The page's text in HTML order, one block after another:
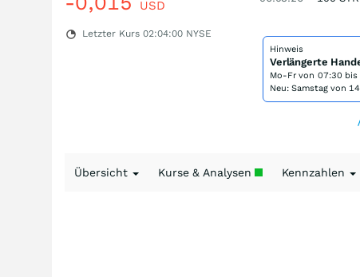
USD
Letzter Kurs 02:04:00 NYSE
Hinweis
Verlängerte
Mo-Fr von 07:30 bis
Neu: Samstag von
Übersicht Kurse & Analysen Kennzahlen